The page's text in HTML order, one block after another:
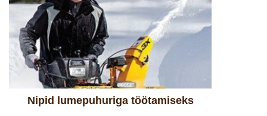
Nipid lumepuhuriga töötamiseks